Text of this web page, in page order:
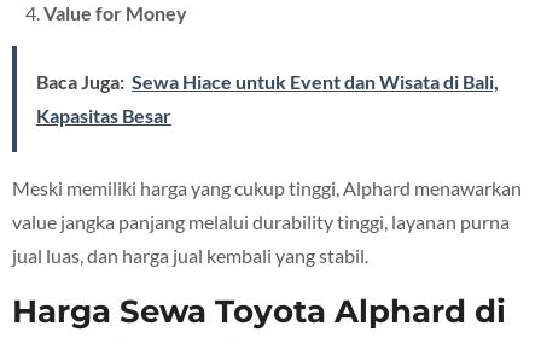
Value for Money
Baca Juga: Sewa Hiace untuk Event dan Wisata di Bali,
Kapasitas Besar
Meski memiliki harga yang cukup tinggi, Alphard menawarkan
value jangka panjang melalui durability tinggi, layanan purna
jual luas, dan harga jual kembali yang stabil.
Harga Sewa Toyota Alphard di